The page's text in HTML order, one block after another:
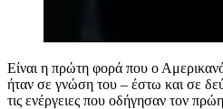
Είναι η πρώτη φορά που ο
ήταν σε γνώση του – έστω και σε
τις ενέργειες που οδήγησαν τον